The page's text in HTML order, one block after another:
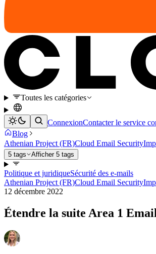
Toutes les catégories
ConnexionContacter le service
Blog
Athenian Project (FR)Cloud Email Security
5 tags
Afficher 5 tags
Politique et juridiqueSécurité des e-mails
Athenian Project (FR)Cloud Email Security
12 décembre 2022
Étendre la suite Area 1